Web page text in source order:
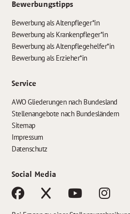
Bewerbungstipps
Bewerbung als Altenpfleger*in
Bewerbung als Krankenpfleger*in
Bewerbung als Altenpflegehelfer*in
Bewerbung als Erzieher*in
Service
AWO Gliederungen nach Bundesland
Stellenangebote nach Bundesländern
Sitemap
Impressum
Datenschutz
Social Media